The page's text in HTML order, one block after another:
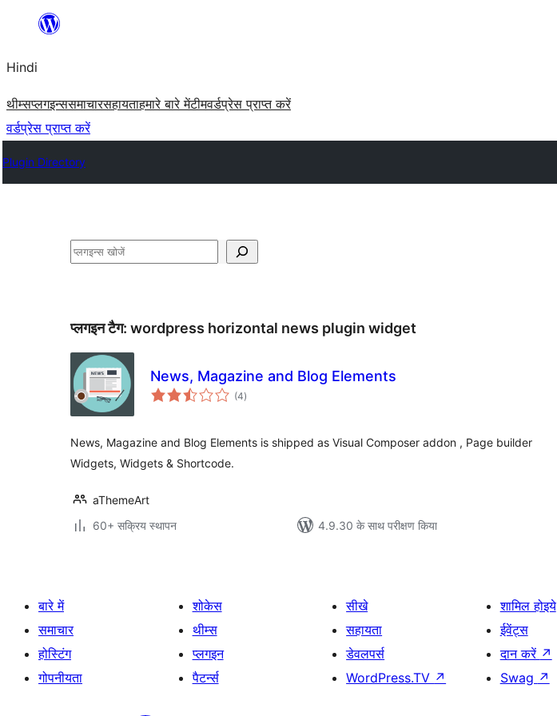
सामग्री
जाएं
Hindi
थीम्सप्लगइन्ससमाचारसहायताहमारे बारे मेंटीमवर्डप्रेस प्राप्त करें
वर्डप्रेस प्राप्त करें
Plugin Directory
खोजें
प्लगइन टैग: wordpress horizontal news plugin widget
News, Magazine and Blog Elements
(4कुल
दर)
News, Magazine and Blog Elements is shipped as Visual Composer addon , Page builder
Widgets, Widgets & Shortcode.
aThemeArt
60+ सक्रिय स्थापन
4.9.30 के साथ परीक्षण किया
बारे में
समाचार
होस्टिंग
गोपनीयता
शोकेस
थीम्स
प्लगइन
पैटर्न्स
सीखे
सहायता
डेवलपर्स
WordPress.TV ↗
शामिल होइये
ईवेंट्स
दान करें ↗
Swag ↗